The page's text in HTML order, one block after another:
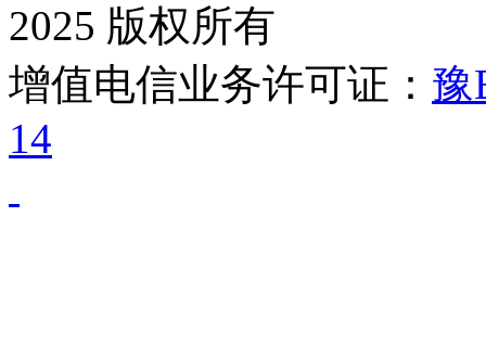
2025 版权所有
增值电信业务许可证： 豫
14